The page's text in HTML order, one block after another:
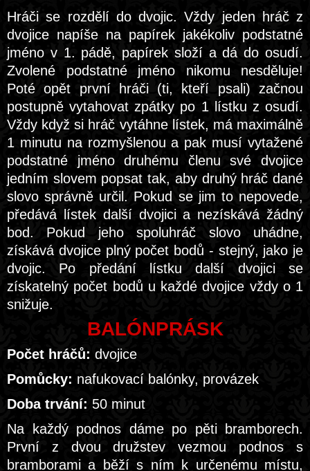
Hráči se rozdělí do dvojic. Vždy jeden hráč z
dvojice napíše na papírek jakékoliv podstatné
jméno v 1. pádě, papírek složí a dá do osudí.
Zvolené podstatné jméno nikomu nesděluje!
Poté opět první hráči (ti, kteří psali) začnou
postupně vytahovat zpátky po 1 lístku z osudí.
Vždy když si hráč vytáhne lístek, má maximálně
1 minutu na rozmyšlenou a pak musí vytažené
podstatné jméno druhému členu své dvojice
jedním slovem popsat tak, aby druhý hráč dané
slovo správně určil. Pokud se jim to nepovede,
předává lístek další dvojici a nezískává žádný
bod. Pokud jeho spoluhráč slovo uhádne,
získává dvojice plný počet bodů - stejný, jako je
dvojic. Po předání lístku další dvojici se
získatelný počet bodů u každé dvojice vždy o 1
snižuje.
BALÓNPRÁSK
Počet hráčů: dvojice
Pomůcky: nafukovací balónky, provázek
Doba trvání: 50 minut
Na každý podnos dáme po pěti bramborech.
První z dvou družstev vezmou podnos s
bramborami a běží s ním k určenému místu,